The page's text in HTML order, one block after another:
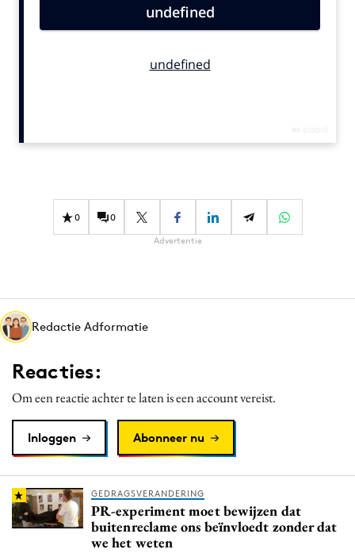
Influencer marketing
Interne communicatie
Media
Merkstrategie
PR
Programmatic
Reputatie & crisis
0 0
Advertentie
Redactie Adformatie
Reacties:
Om een reactie achter te laten is een account vereist.
Inloggen Abonneer nu
GEDRAGSVERANDERING
PR-experiment moet bewijzen dat
buitenreclame ons beïnvloedt zonder dat
we het weten